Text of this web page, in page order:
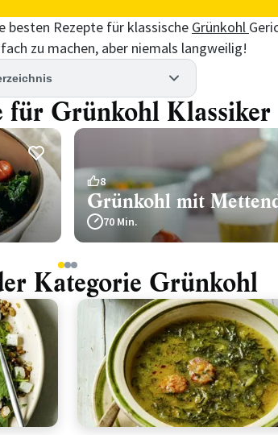
Rezepte für klassische Grünkohl
zu machen, aber niemals langweilig!
für Grünkohl Klassiker
8
Grünkohl mit
70 Min.
123
Kategorie Grünkohl